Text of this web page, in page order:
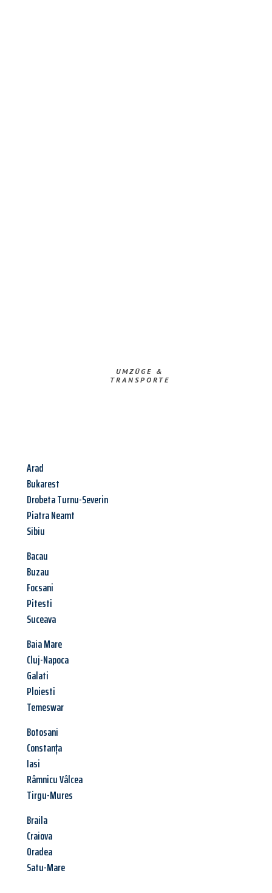
UMZÜGE &
TRANSPORTE
Arad
Bukarest
Drobeta Turnu-Severin
Piatra Neamt
Sibiu
Bacau
Buzau
Focsani
Pitesti
Suceava
Baia Mare
Cluj-Napoca
Galati
Ploiesti
Temeswar
Botosani
Constanța
Iasi
Râmnicu Vâlcea
Tirgu-Mures
Braila
Craiova
Oradea
Satu-Mare